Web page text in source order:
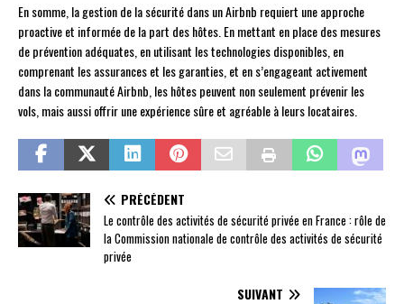
En somme, la gestion de la sécurité dans un Airbnb requiert une approche
proactive et informée de la part des hôtes. En mettant en place des mesures
de prévention adéquates, en utilisant les technologies disponibles, en
comprenant les assurances et les garanties, et en s’engageant activement
dans la communauté Airbnb, les hôtes peuvent non seulement prévenir les
vols, mais aussi offrir une expérience sûre et agréable à leurs locataires.
PRÉCÉDENT
Le contrôle des activités de sécurité privée en France : rôle de
la Commission nationale de contrôle des activités de sécurité
privée
SUIVANT